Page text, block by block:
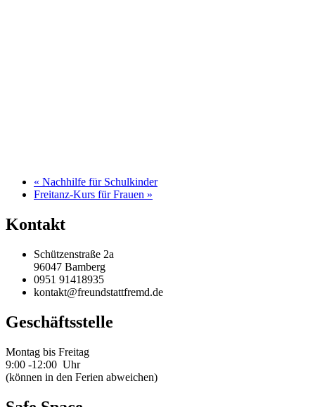
« Nachhilfe für Schulkinder
Freitanz-Kurs für Frauen »
Kontakt
Schützenstraße 2a
96047 Bamberg
0951 91418935
kontakt@freundstattfremd.de
Geschäftsstelle
Montag bis Freitag
9:00 -12:00 Uhr
(können in den Ferien abweichen)